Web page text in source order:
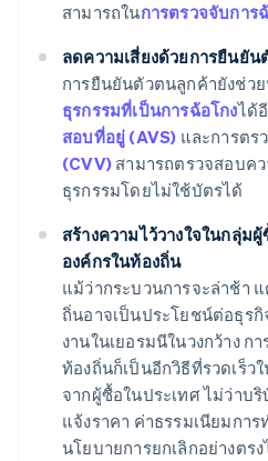
สามารถในการตรวจจับการ
ลดความเสี่ยงด้วยการยืนยัน
การยืนยันตัวตนลูกค้ายังช่ว
ธุรกรรมที่เป็นการฉ้อโกงได้
สอบที่อยู่ (AVS) และการตร
(CVV) สามารถตรวจสอบค
ธุรกรรมโดยไม่ใช้บัตรได้
สร้างความไว้วางใจในกลุ่
องค์กรในท้องถิ่น
แม้ว่ากระบวนการจะล่าช้า
ถิ่นอาจเป็นประโยชน์ต่อธุร
งานในเยอรมนีในวงกว้าง ก
ท้องถิ่นก็เป็นอีกวิธีที่รวดเร็ว
จากผู้ซื้อในประเทศ ไม่ว่าบ
แจ้งราคา ค่าธรรมเนียมการ
นโยบายการยกเลิกอย่างตร